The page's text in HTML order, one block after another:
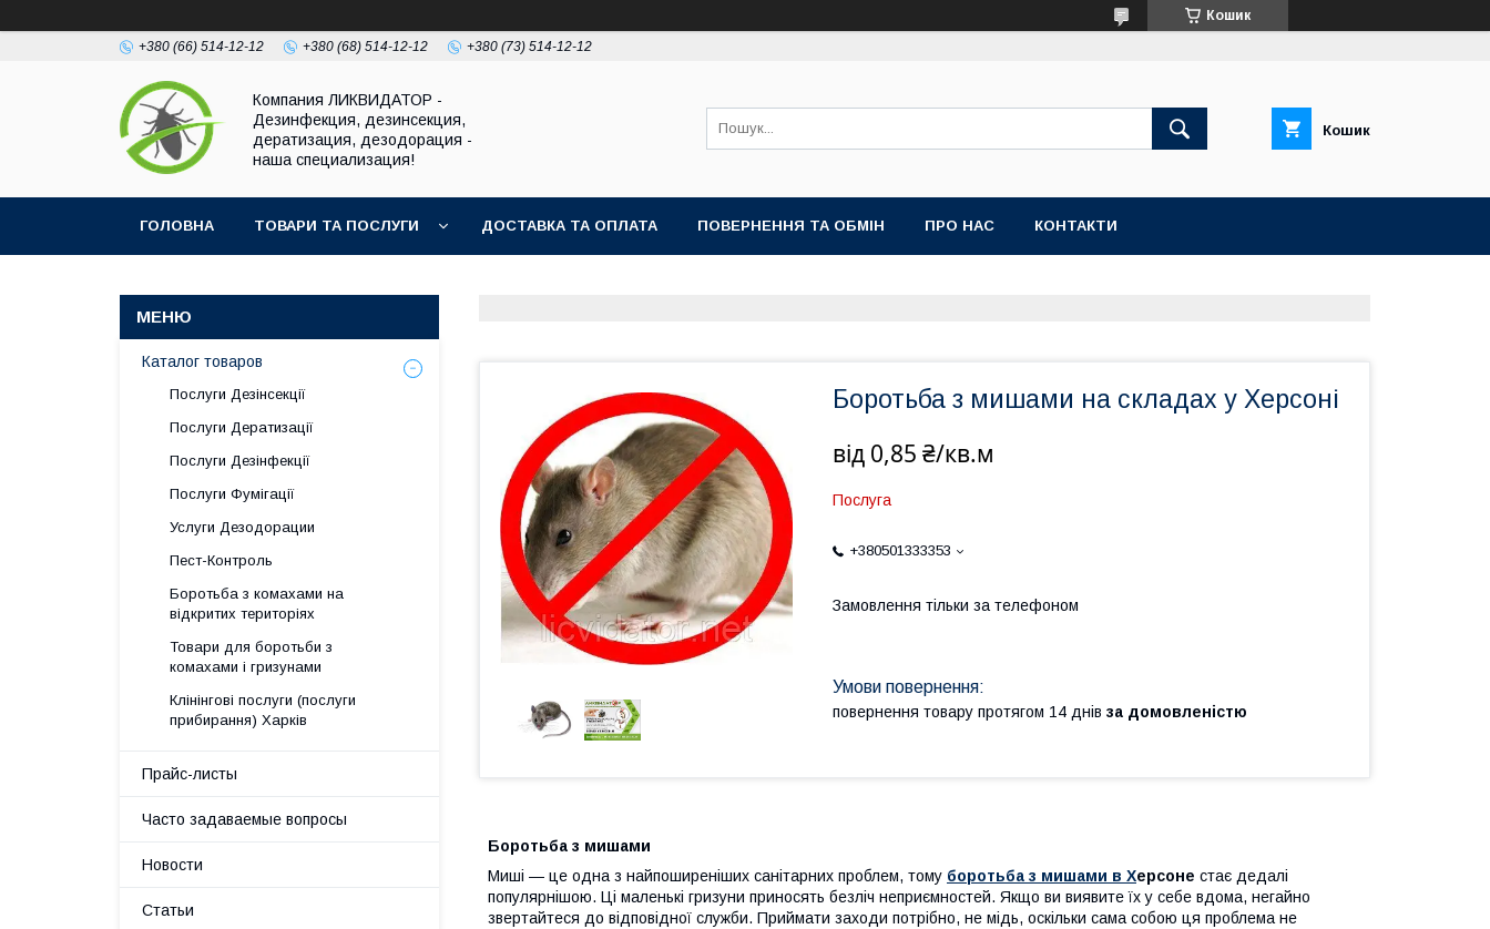
Кошик
+380 (66) 514-12-12 +380 (68) 514-12-12 +380 (73) 514-12-12
Компания ЛИКВИДАТОР -
Дезинфекция, дезинсекция,
дератизация, дезодорация -
наша специализация!
Кошик
ГОЛОВНА ТОВАРИ ТА ПОСЛУГИ ДОСТАВКА ТА ОПЛАТА ПОВЕРНЕННЯ ТА ОБМІН ПРО НАС КОНТАКТИ
Боротьба з мишами на складах у Херсоні
від 0,85 ₴/кв.м
Послуга
+380501333353
Замовлення тільки за телефоном
повернення товару протягом 14 днів за домовленістю
Боротьба з мишами
Миші — це одна з найпоширеніших санітарних проблем, тому боротьба з мишами в Херсоне стає дедалі
популярнішою. Ці маленькі гризуни приносять безліч неприємностей. Якщо ви виявите їх у себе вдома, негайно
звертайтеся до відповідної служби. Приймати заходи потрібно, не мідь, оскільки сама собою ця проблема не
Каталог товаров
Послуги Дезінсекції
Послуги Дератизації
Послуги Дезінфекції
Послуги Фумігації
Услуги Дезодорации
Пест-Контроль
Боротьба з комахами на
відкритих територіях
Товари для боротьби з
комахами і гризунами
Клінінгові послуги (послуги
прибирання) Харків
Прайс-листы
Часто задаваемые вопросы
Новости
Статьи